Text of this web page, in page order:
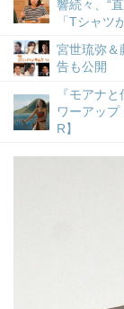
響続々、“
「Tシャツ
宮世琉弥＆
告も公開
『モアナ
ワーアッ
R】